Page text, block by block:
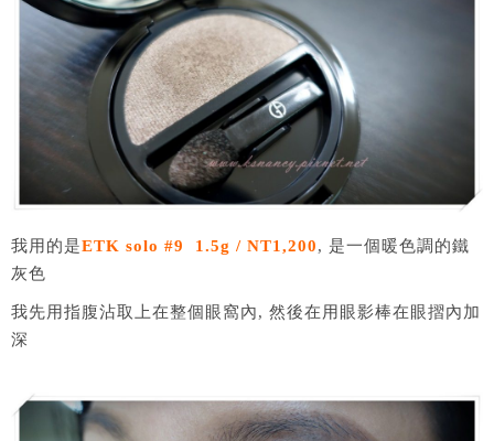
我用的是ETK solo #9 1.5g / NT1,200, 是一個暖色調的鐵
灰色
我先用指腹沾取上在整個眼窩內, 然後在用眼影棒在眼摺內加
深